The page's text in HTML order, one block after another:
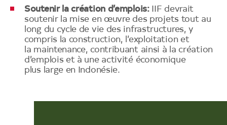
Soutenir la création d’emplois:IIF devrait
soutenir la mise en œuvre des projets tout au
long du cycle de vie des infrastructures, y
compris la construction, l’exploitation et
la maintenance, contribuant ainsi à la création
d’emplois et à une activité économique
plus large en Indonésie.